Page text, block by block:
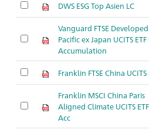
DWS ESG Top Asien LC
Vanguard FTSE
Pacific ex Japan UCITS ETF
Accumulation
Franklin FTSE China UCITS
Franklin MSCI China Paris
Aligned Climate UCITS
Acc